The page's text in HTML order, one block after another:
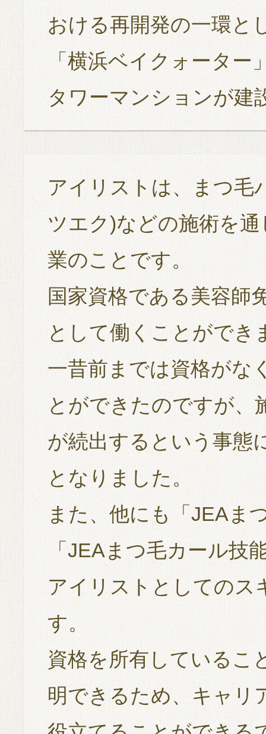
おける再開発の一環と
「横浜ベイクォータ
タワーマンションが建
アイリストは、まつ毛
ツエク)などの施術を
業のことです。
国家資格である美容師
として働くことができ
一昔前までは資格がな
とができたのですが、
が続出するという事態
となりました。
また、他にも「JEAま
「JEAまつ毛カール技
アイリストとしてのス
す。
資格を所有しているこ
明できるため、キャリ